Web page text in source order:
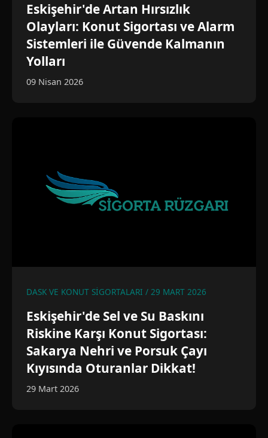
Eskişehir'de Artan Hırsızlık
Olayları: Konut Sigortası ve Alarm
Sistemleri ile Güvende Kalmanın
Yolları
09 Nisan 2026
DASK VE KONUT SIGORTALARI / 29 MART 2026
Eskişehir'de Sel ve Su Baskını
Riskine Karşı Konut Sigortası:
Sakarya Nehri ve Porsuk Çayı
Kıyısında Oturanlar Dikkat!
29 Mart 2026